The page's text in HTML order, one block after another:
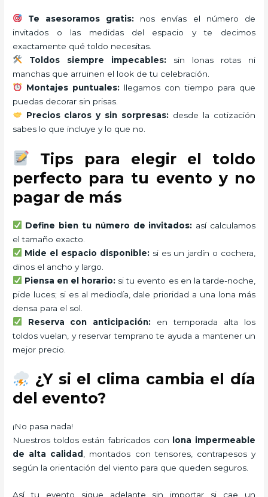
Te asesoramos gratis: nos envías el número de
invitados o las medidas del espacio y te decimos
exactamente qué toldo necesitas.
Toldos siempre impecables:sin lonas rotas ni
manchas que arruinen el look de tu celebración.
Montajes puntuales: llegamos con tiempo para que
puedas decorar sin prisas.
Precios claros y sin sorpresas: desde la cotización
sabes lo que incluye y lo que no.
Tips para elegir el toldo
perfecto para tu evento y no
pagar de más
Define bien tu número de invitados: así calculamos
el tamaño exacto.
Mide el espacio disponible:si es un jardín o cochera,
dinos el ancho y largo.
Piensa en el horario: si tu evento es en la tarde-noche,
pide luces; si es al mediodía, dale prioridad a una lona más
densa para el sol.
Reserva con anticipación: en temporada alta los
toldos vuelan, y reservar temprano te ayuda a mantener un
mejor precio.
¿Y si el clima cambia el día
del evento?
¡No pasa nada!
Nuestros toldos están fabricados con
lona impermeable
de alta calidad , montados con tensores, contrapesos y
según la orientación del viento para que queden seguros.
Así tu evento sigue adelante sin importar si cae un